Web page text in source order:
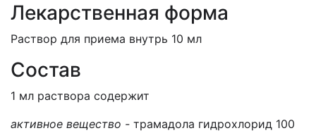
Лекарственная форма
Раствор для приема внутрь 10 мл
Состав
1 мл раствора содержит
активное вещество - трамадола гидрохлорид 100